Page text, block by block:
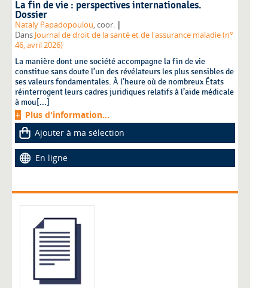
La fin de vie : perspectives internationales.
Dossier
Nataly Papadopoulou, coor. |
Dans Journal de droit de la santé et de l'assurance maladie (n°
46, avril 2026)
La manière dont une société accompagne la fin de vie
constitue sans doute l’un des révélateurs les plus sensibles de
ses valeurs fondamentales. À l’heure où de nombreux États
réinterrogent leurs cadres juridiques relatifs à l’aide médicale
à mou[...]
Plus d'information...
Ajouter à ma sélection
En ligne